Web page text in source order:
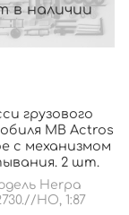
в наличии
грузового
MB Actros
с механизмом
2 шт.
Herpa
HO, 1:87